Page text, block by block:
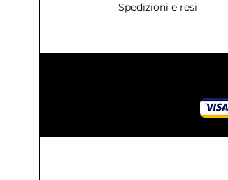
Spedizioni e resi